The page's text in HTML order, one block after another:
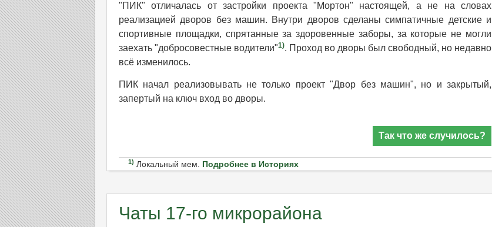
"ПИК" отличалась от застройки проекта "Мортон" настоящей, а не на словах
реализацией дворов без машин. Внутри дворов сделаны симпатичные детские и
спортивные площадки, спрятанные за здоровенные заборы, за которые не могли
заехать "добросовестные водители"1). Проход во дворы был свободный, но недавно
всё изменилось.
ПИК начал реализовывать не только проект "Двор без машин", но и закрытый,
запертый на ключ вход во дворы.
Так что же случилось?
1) Локальный мем. Подробнее в Историях
Чаты 17-го микрорайона